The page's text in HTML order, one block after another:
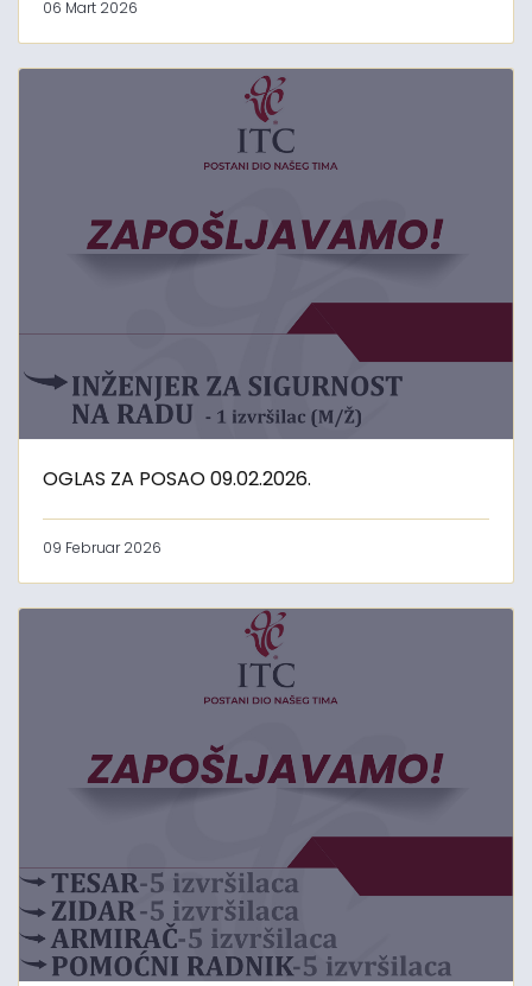
06 Mart 2026
OGLAS ZA POSAO 09.02.2026.
09 Februar 2026